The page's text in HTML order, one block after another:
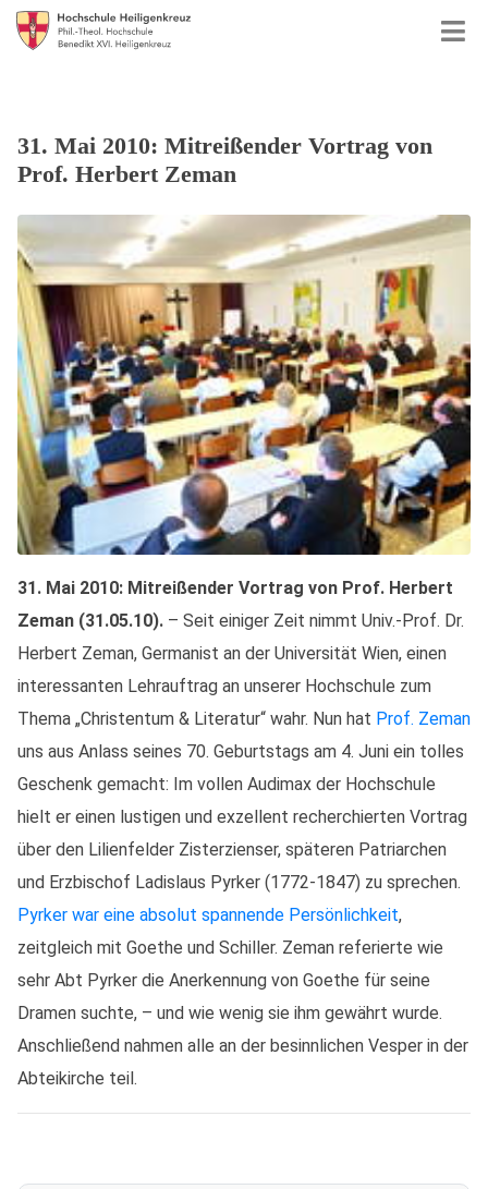
31. Mai 2010: Mitreißender Vortrag von
Prof. Herbert Zeman
31. Mai 2010: Mitreißender Vortrag von Prof. Herbert
Zeman (31.05.10). – Seit einiger Zeit nimmt Univ.-Prof. Dr.
Herbert Zeman, Germanist an der Universität Wien, einen
interessanten Lehrauftrag an unserer Hochschule zum
Thema „Christentum & Literatur“ wahr. Nun hat Prof. Zeman
uns aus Anlass seines 70. Geburtstags am 4. Juni ein tolles
Geschenk gemacht: Im vollen Audimax der Hochschule
hielt er einen lustigen und exzellent recherchierten Vortrag
über den Lilienfelder Zisterzienser, späteren Patriarchen
und Erzbischof Ladislaus Pyrker (1772-1847) zu sprechen.
Pyrker war eine absolut spannende Persönlichkeit,
zeitgleich mit Goethe und Schiller. Zeman referierte wie
sehr Abt Pyrker die Anerkennung von Goethe für seine
Dramen suchte, – und wie wenig sie ihm gewährt wurde.
Anschließend nahmen alle an der besinnlichen Vesper in der
Abteikirche teil.